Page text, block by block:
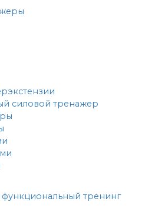
силовой тренажер
функциональный тренинг